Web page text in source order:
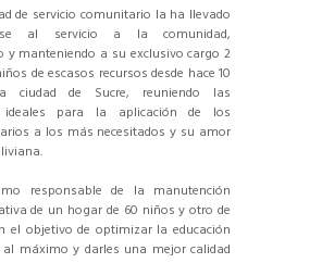
de servicio comunitario la ha llevado
al servicio a la comunidad,
y manteniendo a su exclusivo cargo 2
de escasos recursos desde hace 10
ciudad de Sucre, reuniendo las
ideales para la aplicación de los
a los más necesitados y su amor
responsable de la manutención
de un hogar de 60 niños y otro de
el objetivo de optimizar la educación
máximo y darles una mejor calidad